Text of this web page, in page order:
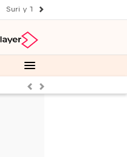
Suri y Tom Cruise
AnteriorSiguiente